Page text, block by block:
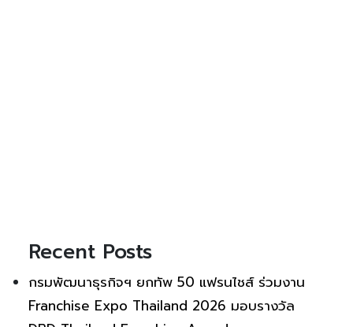
Recent Posts
กรมพัฒนาธุรกิจฯ ยกทัพ 50 แฟรนไชส์ ร่วมงาน
Franchise Expo Thailand 2026 มอบรางวัล